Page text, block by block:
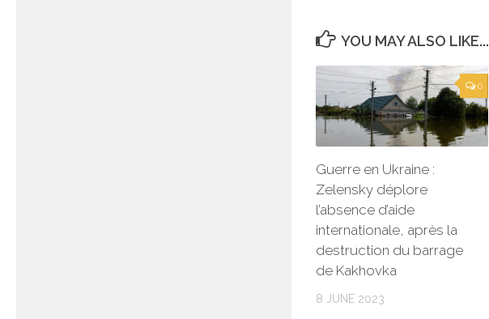
YOU MAY ALSO LIKE...
0
Guerre en Ukraine :
Zelensky déplore
l’absence d’aide
internationale, après la
destruction du barrage
de Kakhovka
8 JUNE 2023